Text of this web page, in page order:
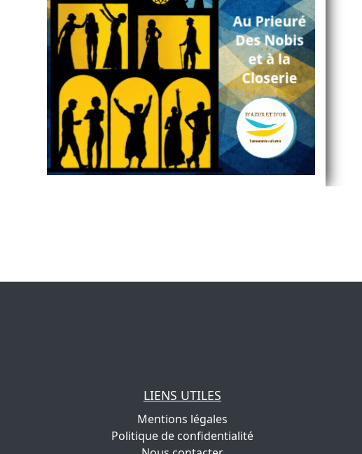
LIENS UTILES
Mentions légales
Politique de confidentialité